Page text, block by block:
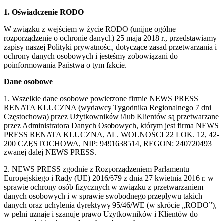
1. Oświadczenie RODO
W związku z wejściem w życie RODO (unijne ogólne
rozporządzenie o ochronie danych) 25 maja 2018 r., przedstawiamy
zapisy naszej Polityki prywatności, dotyczące zasad przetwarzania i
ochrony danych osobowych i jesteśmy zobowiązani do
poinformowania Państwa o tym fakcie.
Dane osobowe
1. Wszelkie dane osobowe powierzone firmie NEWS PRESS
RENATA KLUCZNA (wydawcy Tygodnika Regionalnego 7 dni
Częstochowa) przez Użytkowników i/lub Klientów są przetwarzane
przez Administratora Danych Osobowych, którym jest firma NEWS
PRESS RENATA KLUCZNA, AL. WOLNOŚCI 22 LOK. 12, 42-
200 CZĘSTOCHOWA, NIP: 9491638514, REGON: 240720493
zwanej dalej NEWS PRESS.
2. NEWS PRESS zgodnie z Rozporządzeniem Parlamentu
Europejskiego i Rady (UE) 2016/679 z dnia 27 kwietnia 2016 r. w
sprawie ochrony osób fizycznych w związku z przetwarzaniem
danych osobowych i w sprawie swobodnego przepływu takich
danych oraz uchylenia dyrektywy 95/46/WE (w skrócie „RODO”),
w pełni uznaje i szanuje prawo Użytkowników i Klientów do